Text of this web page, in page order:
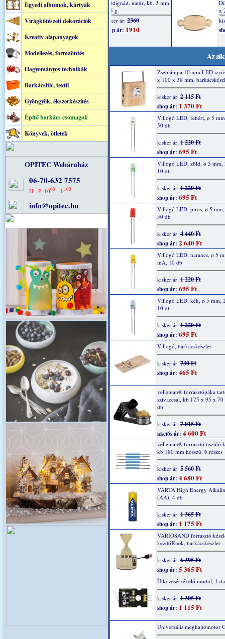
Egyedi albumok, kártyák
Virágkötészeti dekorációk
Kreatív alapanyagok
Modellezés, formaöntés
Hagyományos technikák
Barkácsfilc, textil
Gyöngyök, ékszerkészítés
Építő barkács csomagok
Könyvek, ötletek
OPITEC Webáruház
06-70-632 7575
H - P: 1000- 1400
info@opitec.hu
Az
Zseblámpa 10 mm LED
x 100 x 38 mm,
kisker ár: 2 115 Ft
shop ár: 1 370 Ft
Villogó LED, fehért, ø 5
50 db
kisker ár: 1 220 Ft
shop ár: 695 Ft
Villogó LED, zöld, ø 5 mm,
10 db
kisker ár: 1 220 Ft
shop ár: 695 Ft
Villogó LED, piros, ø 5
50 db
kisker ár: 4 440 Ft
shop ár: 2 640 Ft
Villogó LED, narancs, ø 5
mA, 10 db
kisker ár: 1 220 Ft
shop ár: 695 Ft
Villogó LED, kék, ø 5 mm,
10 db
kisker ár: 1 220 Ft
shop ár: 695 Ft
Villogó, barkácskészlet
kisker ár: 730 Ft
shop ár: 465 Ft
velleman® forrasztópáka
szivaccsal, kb 175 x 95 x
db
kisker ár: 7 015 Ft
akciós ár: 4 600 Ft
velleman® forrasztó tisztító
kb 180 mm hosszú, 6 részes
kisker ár: 5 560 Ft
shop ár: 4 680 Ft
VARTA High Energy
(AA), 4 db
kisker ár: 1 365 Ft
shop ár: 1 175 Ft
VARIOSAND forrasztó
kezdőKnek, barkácskészlet
kisker ár: 6 395 Ft
shop ár: 5 365 Ft
Ütközésérzékelő modul, 1
kisker ár: 1 305 Ft
shop ár: 1 115 Ft
Univerzális meghajtómotor